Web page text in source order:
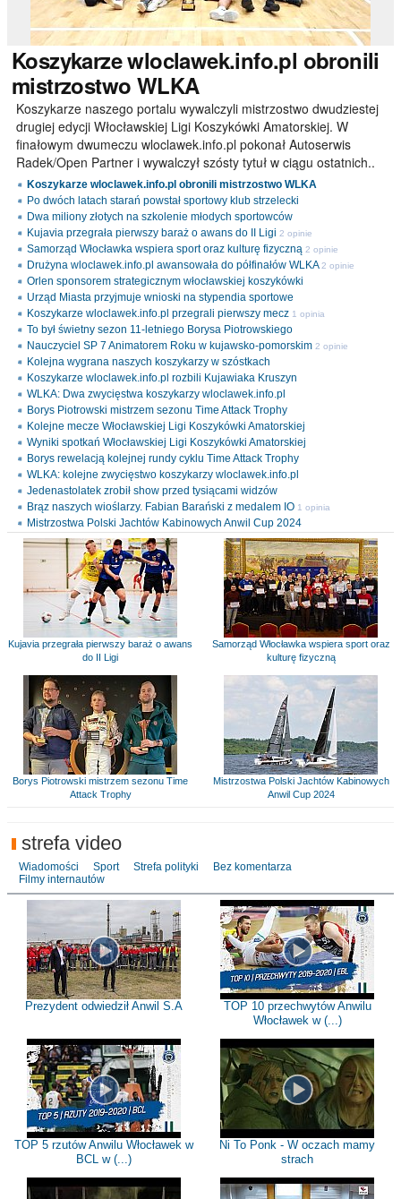
Koszykarzewloclawek.info.pl obronili
mistrzostwo WLKA
Koszykarze naszego portalu wywalczyli mistrzostwo dwudziestej
drugiej edycji Włocławskiej Ligi Koszykówki Amatorskiej. W
finałowym dwumeczu wloclawek.info.pl pokonał Autoserwis
Radek/Open Partner i wywalczył szósty tytuł w ciągu ostatnich..
Koszykarze wloclawek.info.pl obronili mistrzostwo WLKA
Po dwóch latach starań powstał sportowy klub strzelecki
Dwa miliony złotych na szkolenie młodych sportowców
Kujavia przegrała pierwszy baraż o awans do II Ligi 2 opinie
Samorząd Włocławka wspiera sport oraz kulturę fizyczną 2 opinie
Drużyna wloclawek.info.pl awansowała do półfinałów WLKA 2 opinie
Orlen sponsorem strategicznym włocławskiej koszykówki
Urząd Miasta przyjmuje wnioski na stypendia sportowe
Koszykarze wloclawek.info.pl przegrali pierwszy mecz 1 opinia
To był świetny sezon 11-letniego Borysa Piotrowskiego
Nauczyciel SP 7 Animatorem Roku w kujawsko-pomorskim 2 opinie
Kolejna wygrana naszych koszykarzy w szóstkach
Koszykarze wloclawek.info.pl rozbili Kujawiaka Kruszyn
WLKA: Dwa zwycięstwa koszykarzy wloclawek.info.pl
Borys Piotrowski mistrzem sezonu Time Attack Trophy
Kolejne mecze Włocławskiej Ligi Koszykówki Amatorskiej
Wyniki spotkań Włocławskiej Ligi Koszykówki Amatorskiej
Borys rewelacją kolejnej rundy cyklu Time Attack Trophy
WLKA: kolejne zwycięstwo koszykarzy wloclawek.info.pl
Jedenastolatek zrobił show przed tysiącami widzów
Brąz naszych wioślarzy. Fabian Barański z medalem IO 1 opinia
Mistrzostwa Polski Jachtów Kabinowych Anwil Cup 2024
Kujavia przegrała pierwszy baraż o awans
do II Ligi
Samorząd Włocławka wspiera sport oraz
kulturę fizyczną
Borys Piotrowski mistrzem sezonu Time
Attack Trophy
Mistrzostwa Polski Jachtów Kabinowych
Anwil Cup 2024
strefa video
Wiadomości Sport Strefa polityki
Bez komentarza
Filmy internautów
Prezydent odwiedził Anwil S.A
TOP 10 przechwytów Anwilu
Włocławek w (...)
TOP 5 rzutów Anwilu Włocławek w
BCL w (...)
Ni To Ponk - W oczach mamy
strach